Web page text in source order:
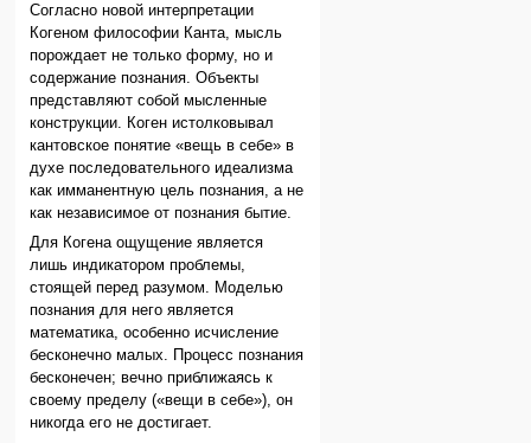
Согласно новой интерпретации
Когеном философии Канта, мысль
порождает не только форму, но и
содержание познания. Объекты
представляют собой мысленные
конструкции. Коген истолковывал
кантовское понятие «вещь в себе» в
духе последовательного идеализма
как имманентную цель познания, а не
как независимое от познания бытие.
Для Когена ощущение является
лишь индикатором проблемы,
стоящей перед разумом. Моделью
познания для него является
математика, особенно исчисление
бесконечно малых. Процесс познания
бесконечен; вечно приближаясь к
своему пределу («вещи в себе»), он
никогда его не достигает.